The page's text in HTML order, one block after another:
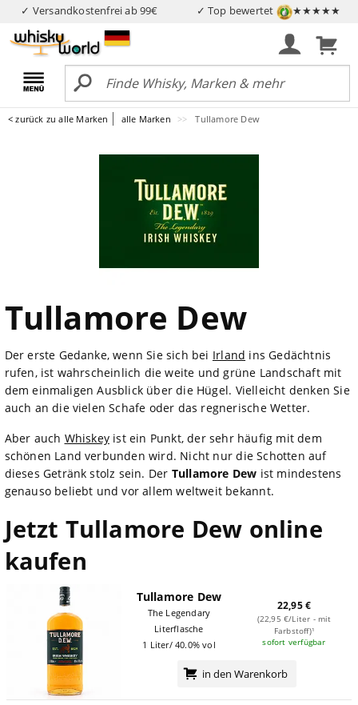
✓ Versandkostenfrei ab 99€ ✓ Top bewertet ★★★★★
< zurück zu alle Marken alle Marken Tullamore Dew
Tullamore Dew
Der erste Gedanke, wenn Sie sich bei Irland ins Gedächtnis
rufen, ist wahrscheinlich die weite und grüne Landschaft mit
dem einmaligen Ausblick über die Hügel. Vielleicht denken Sie
auch an die vielen Schafe oder das regnerische Wetter.
Aber auch Whiskeyist ein Punkt, der sehr häufig mit dem
schönen Land verbunden wird. Nicht nur die Schotten auf
dieses Getränk stolz sein. Der Tullamore Dew ist mindestens
genauso beliebt und vor allem weltweit bekannt.
Jetzt Tullamore Dew online
kaufen
Tullamore Dew
The Legendary
Literflasche
1 Liter/ 40.0% vol
22,95 €
(22,95 €/Liter - mit
Farbstoff)¹
sofort verfügbar
in den Warenkorb